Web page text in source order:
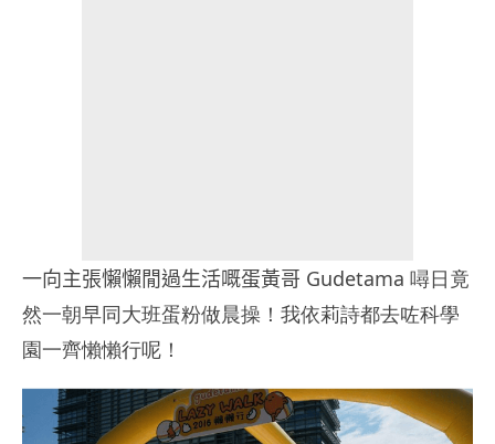
一向主張懶懶閒過生活嘅蛋黃哥 Gudetama 噚日竟
然一朝早同大班蛋粉做晨操！我依莉詩都去咗科學
園一齊懶懶行呢！